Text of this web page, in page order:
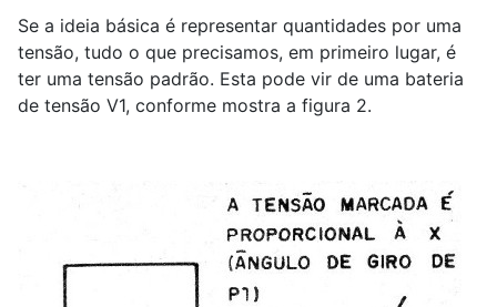
Se a ideia básica é representar quantidades por uma
tensão, tudo o que precisamos, em primeiro lugar, é
ter uma tensão padrão. Esta pode vir de uma bateria
de tensão V1, conforme mostra a figura 2.